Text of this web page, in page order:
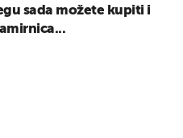
sada možete kupiti i